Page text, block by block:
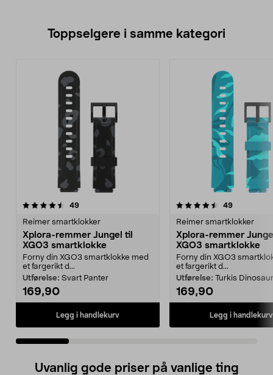
Toppselgere i samme kategori
49anmeldelser
Reimer smartklokker
Xplora-remmer Jungel til
XGO3 smartklokke
Forny din XGO3 smartklokke med
et fargerikt d...
Utførelse: Svart Panter
169,90
Legg i handlekurv
4.5 av 5 stjerner 49
Reimer smartklokker
Xplora-remmer
XGO3 smartklokke
Forny din XGO3
et fargerikt d...
Utførelse: Turkis Dinosaur
169,90
Legg i handlekurv
4.5 av 5 stjerner
Uvanlig gode priser på vanlige ting